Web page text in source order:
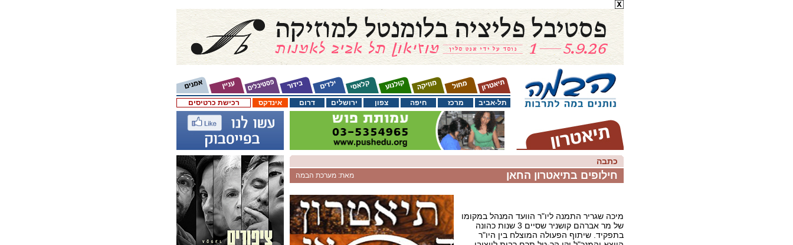
רכישת כרטיסים אינדקס דרום ירושלים צפון חיפה מרכז תל-אביב
כתבה
מאת: מערכת הבמה חילופים בתיאטרון החאן
מיכה שגריר התמנה ליו"ר הוועד המנהל במקומו
של מר אברהם קושניר שסיים 3 שנות כהונה
בתפקיד. שיתוף הפעולה המוצלח בין היו"ר